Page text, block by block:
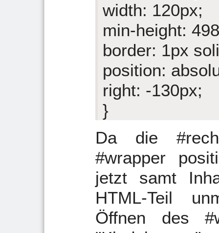
width: 120px;
min-height:
border: 1px
position:
right: -130px;
}
Da die
#wrapper
jetzt samt
HTML-Teil
Öffnen des